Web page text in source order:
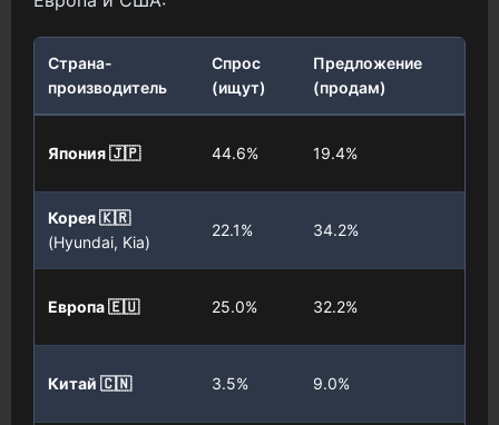
Страна-
производитель
Спрос
(ищут)
Предложение
(продам)
Япония 🇯🇵 44.6% 19.4%
Корея 🇰🇷
(Hyundai, Kia)
22.1% 34.2%
Европа 🇪🇺 25.0% 32.2%
Китай 🇨🇳 3.5% 9.0%